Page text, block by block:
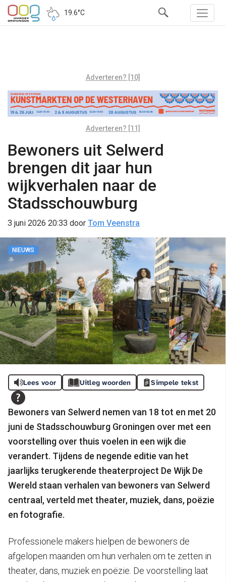
19.6°C
Adverteren? [10]
Adverteren? [11]
Bewoners uit Selwerd
brengen dit jaar hun
wijkverhalen naar de
Stadsschouwburg
3 juni 2026 20:33 door Tom Veenstra
NIEUWS
Lees voor Uitleg woorden Simpele tekst
Bewoners van Selwerd nemen van 18 tot en met 20
juni de Stadsschouwburg Groningen over met een
voorstelling over thuis voelen in een wijk die
verandert. Tijdens de negende editie van het
jaarlijks terugkerende theaterproject De Wijk De
Wereld staan verhalen van bewoners van Selwerd
centraal, verteld met theater, muziek, dans, poëzie
en fotografie.
Professionele makers hielpen de bewoners de
afgelopen maanden om hun verhalen om te zetten in
theater, dans, muziek en poëzie. De voorstelling laat